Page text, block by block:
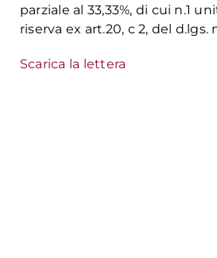
parziale al 33,33%, di cui n.1
riserva ex art.20, c 2, del d.lgs.
Scarica la lettera